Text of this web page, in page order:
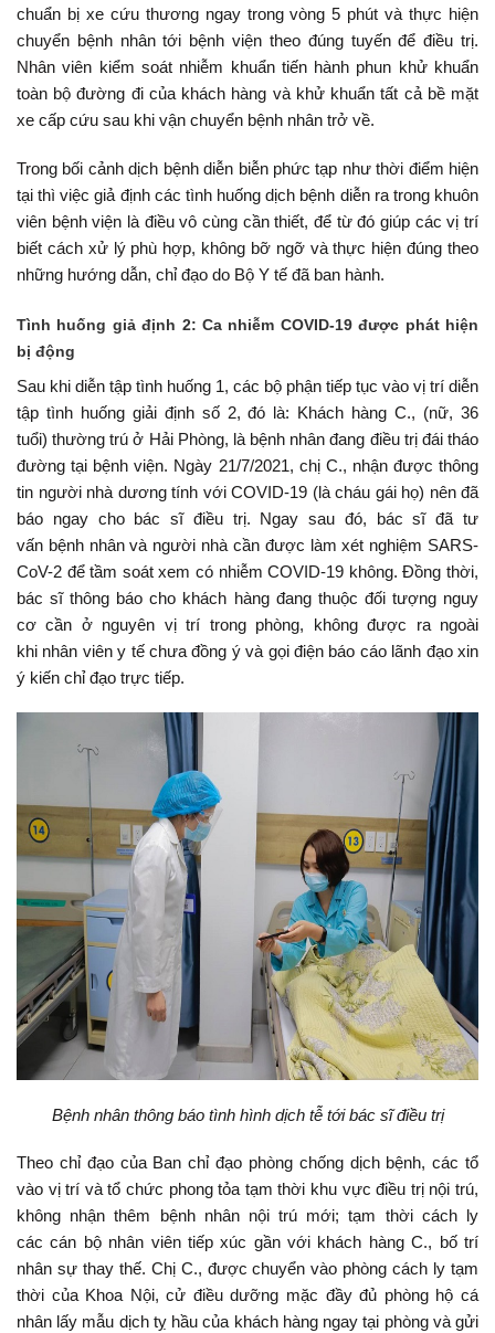
chuẩn bị xe cứu thương ngay trong vòng 5 phút và thực hiện
chuyển bệnh nhân tới bệnh viện theo đúng tuyến để điều trị.
Nhân viên kiểm soát nhiễm khuẩn tiến hành phun khử khuẩn
toàn bộ đường đi của khách hàng và khử khuẩn tất cả bề mặt
xe cấp cứu sau khi vận chuyển bệnh nhân trở về.
Trong bối cảnh dịch bệnh diễn biễn phức tạp như thời điểm hiện
tại thì việc giả định các tình huống dịch bệnh diễn ra trong khuôn
viên bệnh viện là điều vô cùng cần thiết, để từ đó giúp các vị trí
biết cách xử lý phù hợp, không bỡ ngỡ và thực hiện đúng theo
những hướng dẫn, chỉ đạo do Bộ Y tế đã ban hành.
Tình huống giả định 2: Ca nhiễm COVID-19 được phát hiện
bị động
Sau khi diễn tập tình huống 1, các bộ phận tiếp tục vào vị trí diễn
tập tình huống giải định số 2, đó là: Khách hàng C., (nữ, 36
tuổi) thường trú ở Hải Phòng, là bệnh nhân đang điều trị đái tháo
đường tại bệnh viện. Ngày 21/7/2021, chị C., nhận được thông
tin người nhà dương tính với COVID-19 (là cháu gái họ) nên đã
báo ngay cho bác sĩ điều trị. Ngay sau đó, bác sĩ đã tư
vấn bệnh nhân và người nhà cần được làm xét nghiệm SARS-
CoV-2 để tầm soát xem có nhiễm COVID-19 không. Đồng thời,
bác sĩ thông báo cho khách hàng đang thuộc đối tượng nguy
cơ cần ở nguyên vị trí trong phòng, không được ra ngoài
khi nhân viên y tế chưa đồng ý và gọi điện báo cáo lãnh đạo xin
ý kiến chỉ đạo trực tiếp.
Bệnh nhân thông báo tình hình dịch tễ tới bác sĩ điều trị
Theo chỉ đạo của Ban chỉ đạo phòng chống dịch bệnh, các tổ
vào vị trí và tổ chức phong tỏa tạm thời khu vực điều trị nội trú,
không nhận thêm bệnh nhân nội trú mới; tạm thời cách ly
các cán bộ nhân viên tiếp xúc gần với khách hàng C., bố trí
nhân sự thay thế. Chị C., được chuyển vào phòng cách ly tạm
thời của Khoa Nội, cử điều dưỡng mặc đầy đủ phòng hộ cá
nhân lấy mẫu dịch tỵ hầu của khách hàng ngay tại phòng và gửi